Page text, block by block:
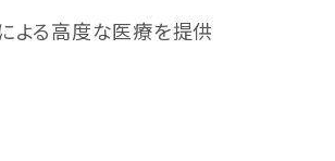
よる高度な医療を提供